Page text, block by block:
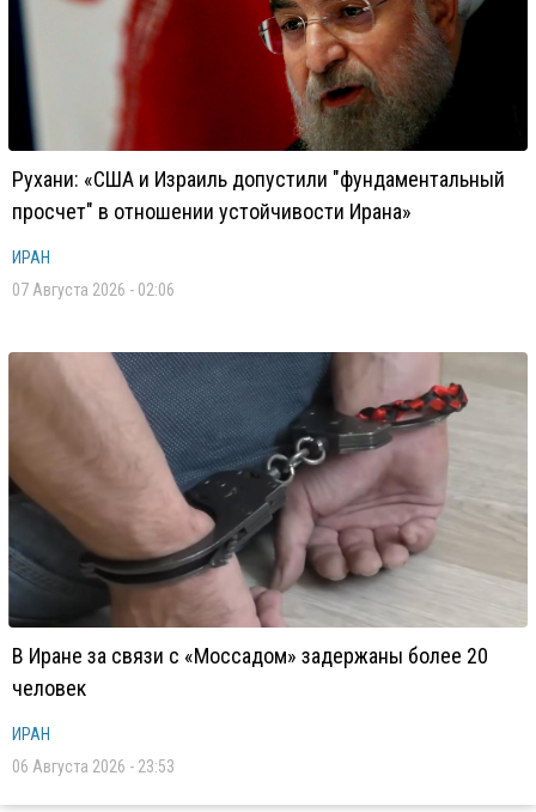
Рухани: «США и Израиль допустили "фундаментальный
просчет" в отношении устойчивости Ирана»
ИРАН
07 Августа 2026 - 02:06
В Иране за связи с «Моссадом» задержаны более 20
человек
ИРАН
06 Августа 2026 - 23:53